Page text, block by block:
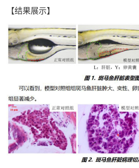
【结果展示】